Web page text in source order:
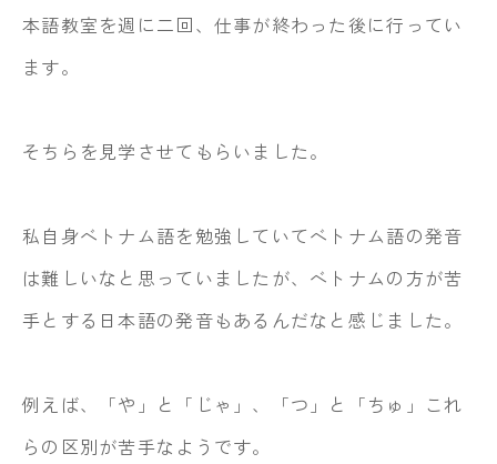
本語教室を週に二回、仕事が終わった後に行ってい
ます。
そちらを見学させてもらいました。
私自身ベトナム語を勉強していてベトナム語の発音
は難しいなと思っていましたが、ベトナムの方が苦
手とする日本語の発音もあるんだなと感じました。
例えば、「や」と「じゃ」、「つ」と「ちゅ」これ
らの区別が苦手なようです。